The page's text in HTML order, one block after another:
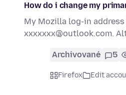
How do i change my
My Mozilla log-in
xxxxxxx@outlook.com.
Archivované 5
Firefox Edit